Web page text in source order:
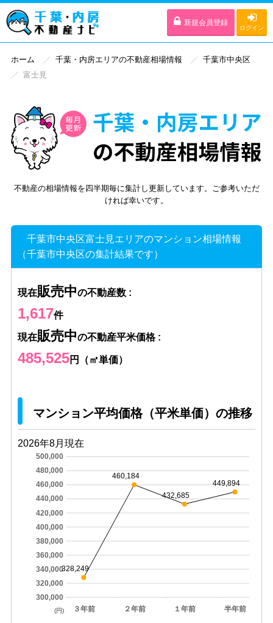
新規会員登録
ログイン
ホーム 千葉・内房エリアの不動産相場情報
千葉市中央区
富士見
不動産の相場情報を四半期毎に集計し更新しています。ご参考いただ
ければ幸いです。
千葉市中央区富士見エリアのマンション相場情報
（千葉市中央区の集計結果です）
現在販売中の不動産数 :
1,617件
現在販売中の不動産平米価格 :
485,525円（㎡単価）
マンション平均価格（平米単価）の推移
2026年8月現在
３年前 ２年前 １年前 半年前
300,000
320,000
340,000
360,000
380,000
400,000
420,000
440,000
460,000
480,000
500,000
328,249
460,184
432,685
449,894
(円)